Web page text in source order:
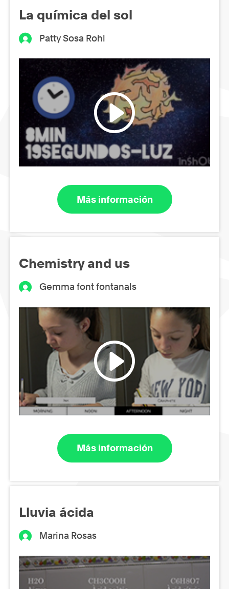
La química del sol
Patty Sosa Rohl
Más información
Chemistry and us
Gemma font fontanals
Más información
Lluvia ácida
Marina Rosas